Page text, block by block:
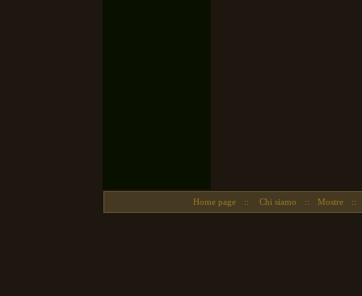
Home page :: Chi siamo :: Mostre ::